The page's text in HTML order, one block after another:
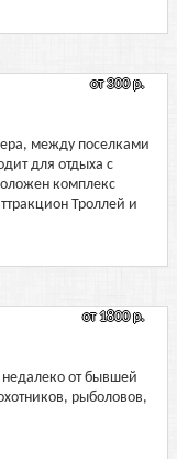
от 300 р.
между поселками
для отдыха с
комплекс
Троллей и
от 1800 р.
недалеко от бывшей
рыболовов,